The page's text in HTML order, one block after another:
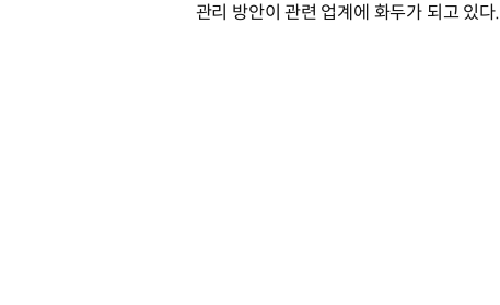
관리 방안이 관련 업계에 화두가 되고 있다.